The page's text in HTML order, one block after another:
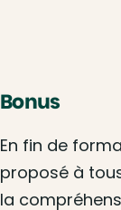
Bonus
En fin de
proposé à
la